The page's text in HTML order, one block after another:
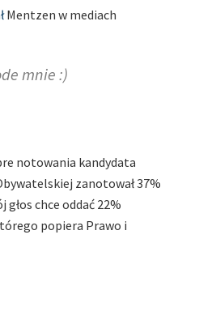
Mentzen w mediach
mnie :)
notowania kandydata
zanotował 37%
chce oddać 22%
popiera Prawo i